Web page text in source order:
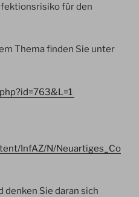
für den
Thema finden Sie unter
InfAZ/N/Neuartiges_Co
denken Sie daran sich